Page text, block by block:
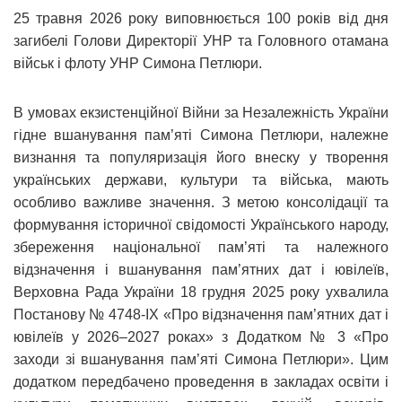
25 травня 2026 року виповнюється 100 років від дня
загибелі Голови Директорії УНР та Головного отамана
військ і флоту УНР Симона Петлюри.
В умовах екзистенційної Війни за Незалежність України
гідне вшанування пам’яті Симона Петлюри, належне
визнання та популяризація його внеску у творення
українських держави, культури та війська, мають
особливо важливе значення. З метою консолідації та
формування історичної свідомості Українського народу,
збереження національної пам’яті та належного
відзначення і вшанування пам’ятних дат і ювілеїв,
Верховна Рада України 18 грудня 2025 року ухвалила
Постанову № 4748-IX «Про відзначення пам’ятних дат і
ювілеїв у 2026–2027 роках» з Додатком № 3 «Про
заходи зі вшанування пам’яті Симона Петлюри». Цим
додатком передбачено проведення в закладах освіти і